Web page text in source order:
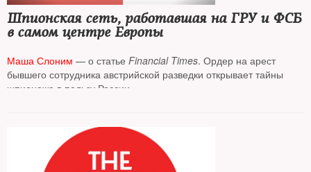
Шпионская сеть, работавшая на ГРУ и ФСБ
в самом центре Европы
Маша Слоним — о статье Financial Times. Ордер на арест
бывшего сотрудника австрийской разведки открывает тайны
шпионажа в пользу России